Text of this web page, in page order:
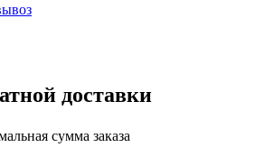
доставки
сумма заказа